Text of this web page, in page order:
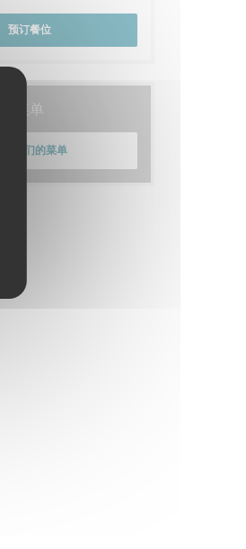
预订餐位
菜单
现我们的菜单